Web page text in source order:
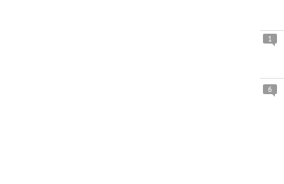
1
6